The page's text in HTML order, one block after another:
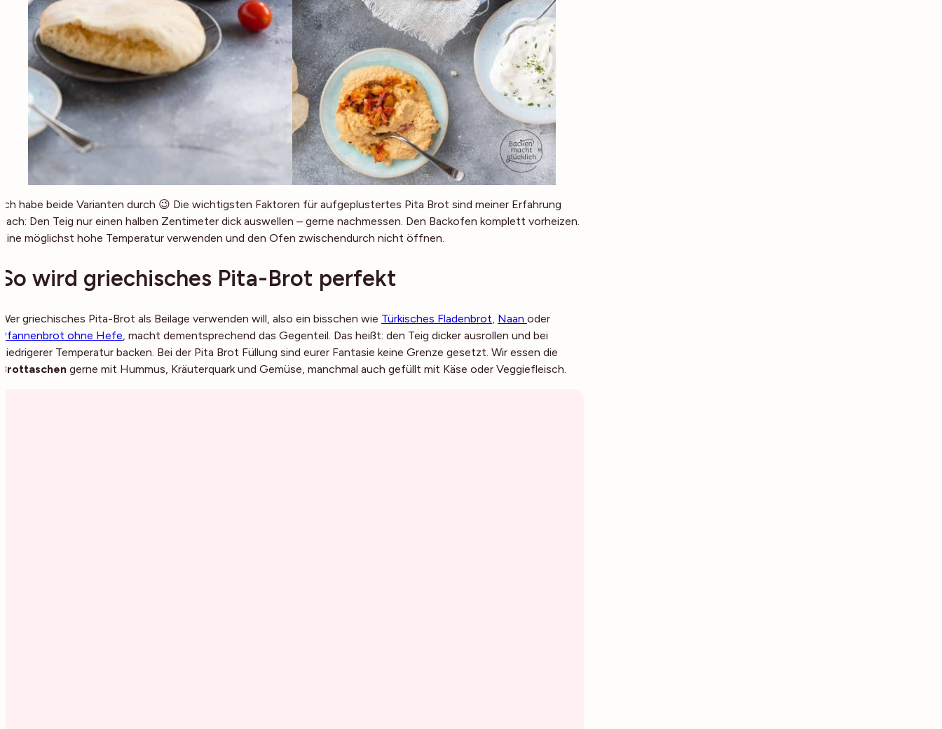
Ich habe beide Varianten durch 😉 Die wichtigsten Faktoren für aufgeplustertes Pita Brot sind meiner Erfahrung
nach: Den Teig nur einen halben Zentimeter dick auswellen – gerne nachmessen. Den Backofen komplett vorheizen.
Eine möglichst hohe Temperatur verwenden und den Ofen zwischendurch nicht öffnen.
So wird griechisches Pita-Brot perfekt
Wer griechisches Pita-Brot als Beilage verwenden will, also ein bisschen wie Türkisches Fladenbrot Naan oder
Pfannenbrot ohne Hefe , macht dementsprechend das Gegenteil. Das heißt: den Teig dicker ausrollen und bei
niedrigerer Temperatur backen. Bei der Pita Brot Füllung sind eurer Fantasie keine Grenze gesetzt. Wir essen die
Brottaschen gerne mit Hummus, Kräuterquark und Gemüse, manchmal auch gefüllt mit Käse oder Veggiefleisch.